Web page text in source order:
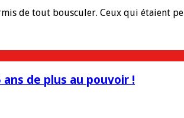
de tout bousculer. Ceux qui étaient
de plus au pouvoir !